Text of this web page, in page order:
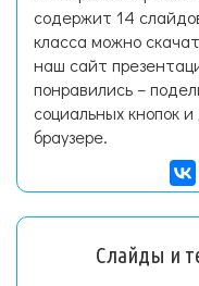
содержит 14
класса можно
наш сайт
понравились –
социальных кнопок
браузере.
Слайды и